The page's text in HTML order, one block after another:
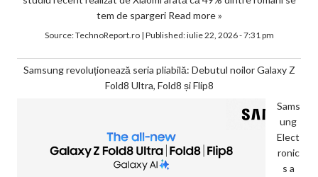
tem de spargeri Read more »
Source:TechnoReport.ro| Published:iulie 22, 2026 - 7:31 pm
Samsung revoluționează seria pliabilă: Debutul noilor Galaxy Z
Fold8 Ultra, Fold8 și Flip8
Sams
ung
Elect
ronic
s a